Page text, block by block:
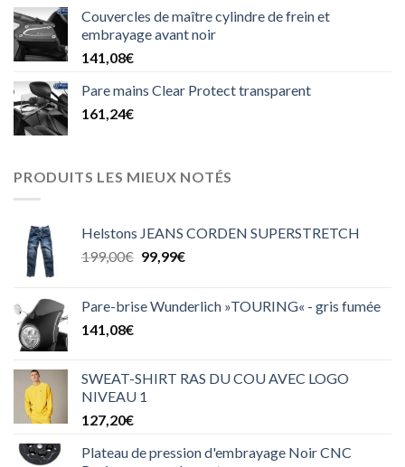
était :
45,00€.
est :
39,90€.
Couvercles de maître cylindre de frein et
embrayage avant noir
141,08€
Pare mains Clear Protect transparent
161,24€
PRODUITS LES MIEUX NOTÉS
Helstons JEANS CORDEN SUPERSTRETCH
199,00€ Le
était :
99,99€Le
est :
Pare-brise Wunderlich »TOURING« - gris fumée
141,08€
SWEAT-SHIRT RAS DU COU AVEC LOGO
NIVEAU 1
127,20€
Plateau de pression d'embrayage Noir CNC